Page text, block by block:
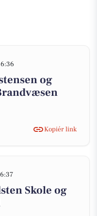
og
Kopiér link
Skole og